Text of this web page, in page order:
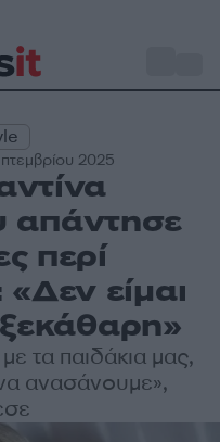
2025
απάντησε
περί
είμαι
με τα παιδάκια μας,
ανασάνουμε»,